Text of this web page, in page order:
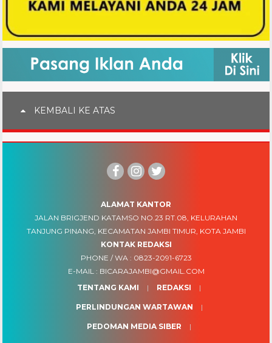
KEMBALI KE ATAS
ALAMAT KANTOR
JALAN BRIGJEND KATAMSO NO.23 RT.08, KELURAHAN
TANJUNG PINANG, KECAMATAN JAMBI TIMUR, KOTA JAMBI
KONTAK REDAKSI
PHONE / WA : 0823-2091-6723
E-MAIL : BICARAJAMBI@GMAIL.COM
TENTANG KAMI
REDAKSI
PERLINDUNGAN WARTAWAN
PEDOMAN MEDIA SIBER